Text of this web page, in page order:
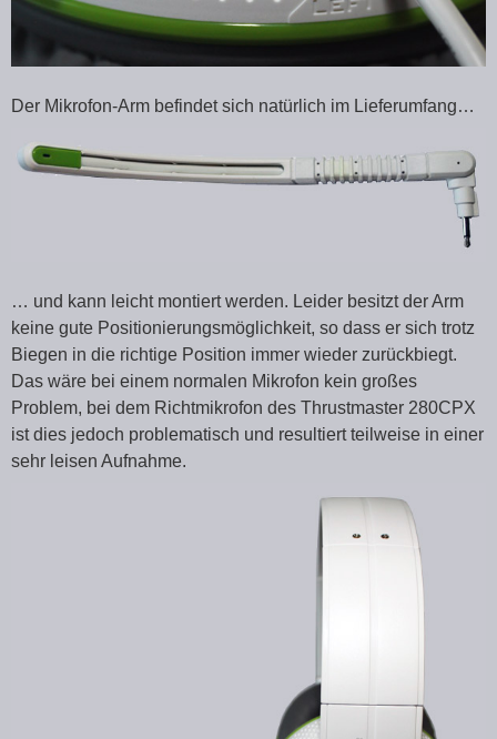
Der Mikrofon-Arm befindet sich natürlich im Lieferumfang…
… und kann leicht montiert werden. Leider besitzt der Arm
keine gute Positionierungsmöglichkeit, so dass er sich trotz
Biegen in die richtige Position immer wieder zurückbiegt.
Das wäre bei einem normalen Mikrofon kein großes
Problem, bei dem Richtmikrofon des Thrustmaster 280CPX
ist dies jedoch problematisch und resultiert teilweise in einer
sehr leisen Aufnahme.